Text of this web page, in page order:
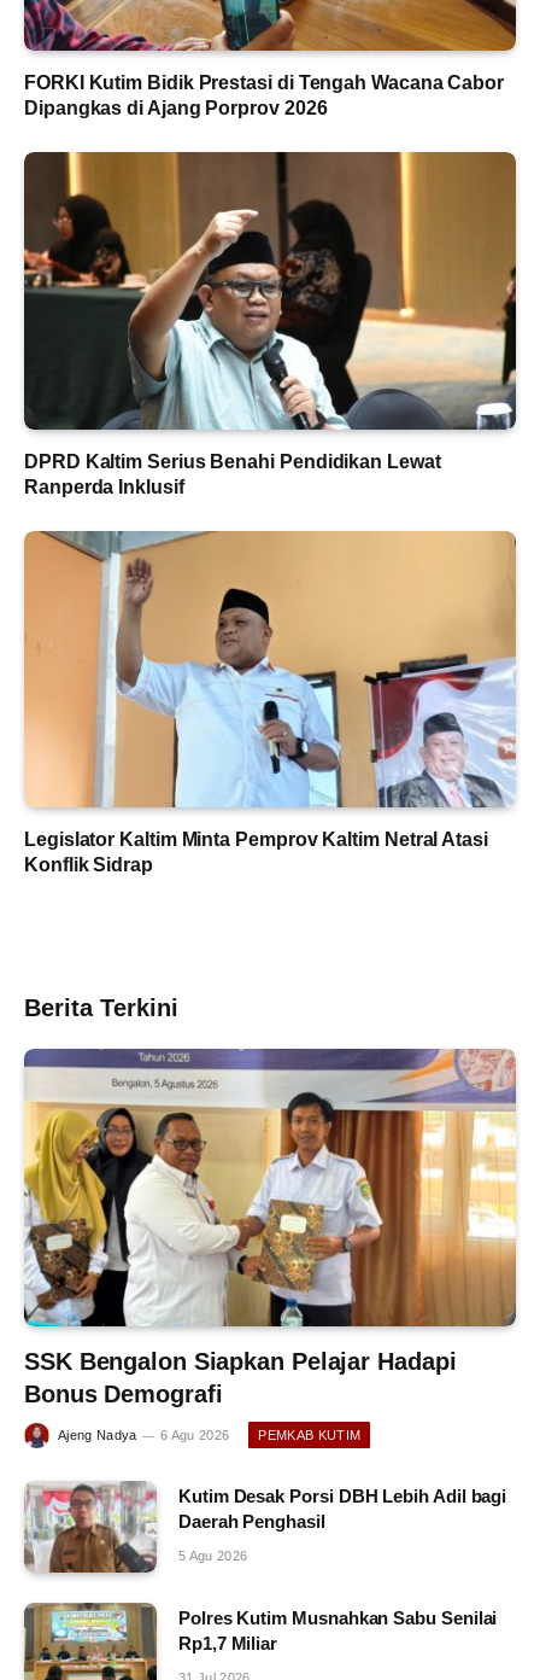
FORKI Kutim Bidik Prestasi di Tengah Wacana Cabor
Dipangkas di Ajang Porprov 2026
DPRD Kaltim Serius Benahi Pendidikan Lewat
Ranperda Inklusif
Legislator Kaltim Minta Pemprov Kaltim Netral Atasi
Konflik Sidrap
Berita Terkini
SSK Bengalon Siapkan Pelajar Hadapi
Bonus Demografi
Ajeng Nadya 6 Agu 2026 PEMKAB KUTIM
Kutim Desak Porsi DBH Lebih Adil bagi
Daerah Penghasil
5 Agu 2026
Polres Kutim Musnahkan Sabu Senilai
Rp1,7 Miliar